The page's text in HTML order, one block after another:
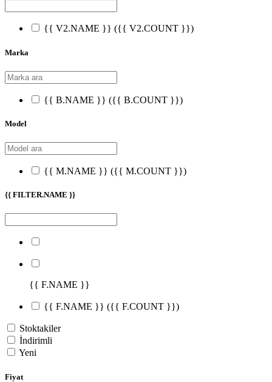
{{ V2.NAME }} ({{ V2.COUNT }})
Marka
{{ B.NAME }} ({{ B.COUNT }})
Model
{{ M.NAME }} ({{ M.COUNT }})
{{ FILTER.NAME }}
{{ F.NAME }}
{{ F.NAME }} ({{ F.COUNT }})
Stoktakiler
İndirimli
Yeni
Fiyat